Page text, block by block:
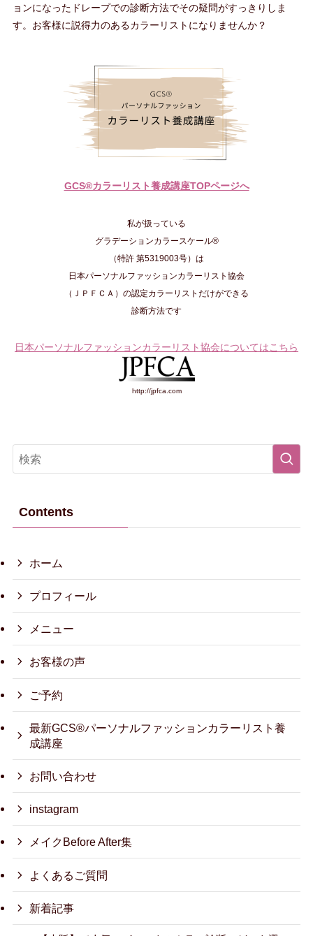
ョンになったドレープでの診断方法でその疑問がすっきりしま
す。お客様に説得力のあるカラーリストになりませんか？
GCS®カラーリスト養成講座TOPページへ
私が扱っている
グラデーションカラースケール®
（特許 第5319003号）は
日本パーソナルファッションカラーリスト協会
（ＪＰＦＣＡ）の認定カラーリストだけができる
診断方法です
日本パーソナルファッションカラーリスト協会についてはこちら
http://jpfca.com
Contents
ホーム
プロフィール
メニュー
お客様の声
ご予約
最新GCS®パーソナルファッションカラーリスト養
成講座
お問い合わせ
instagram
メイクBefore After集
よくあるご質問
新着記事